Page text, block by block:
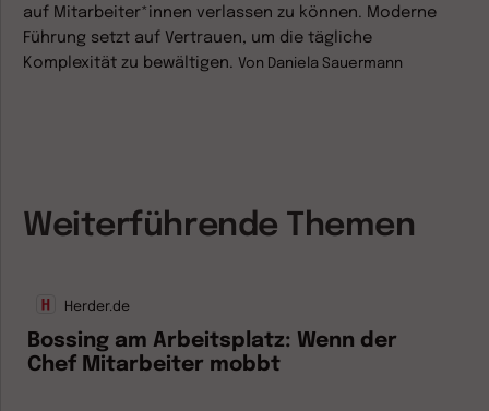
auf Mitarbeiter*innen verlassen zu können. Moderne
Führung setzt auf Vertrauen, um die tägliche
Komplexität zu bewältigen. Von Daniela Sauermann
Weiterführende Themen
Herder.de
Bossing am Arbeitsplatz: Wenn der
Chef Mitarbeiter mobbt